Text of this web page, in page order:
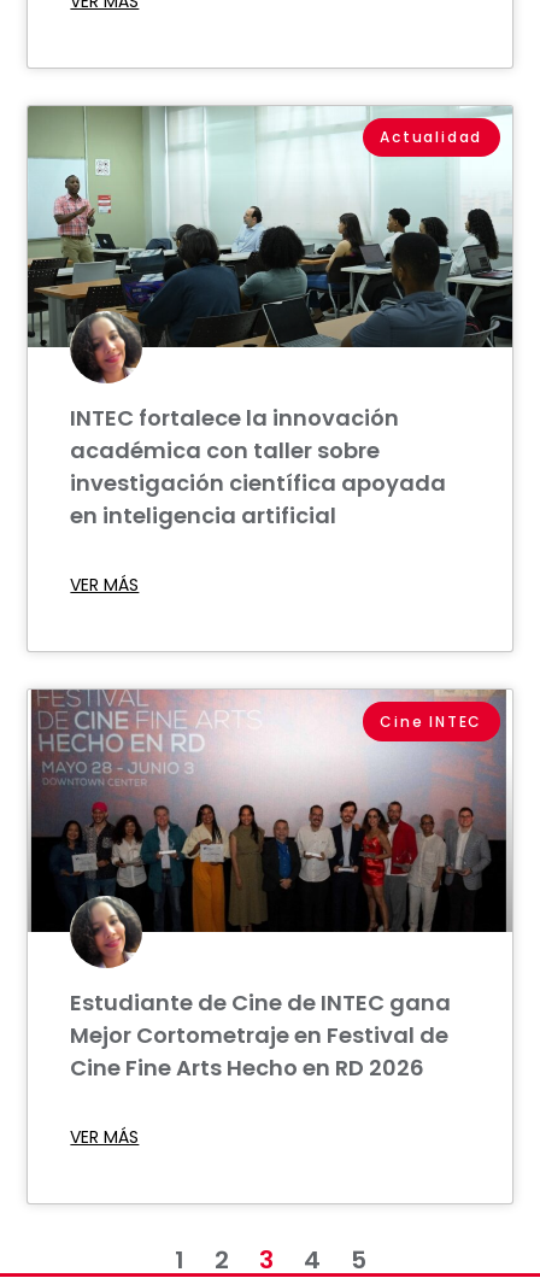
Actualidad
INTEC fortalece la innovación
académica con taller sobre
investigación científica apoyada
en inteligencia artificial
VER MÁS
Cine INTEC
Estudiante de Cine de INTEC gana
Mejor Cortometraje en Festival de
Cine Fine Arts Hecho en RD 2026
VER MÁS
1 2 3 4 5